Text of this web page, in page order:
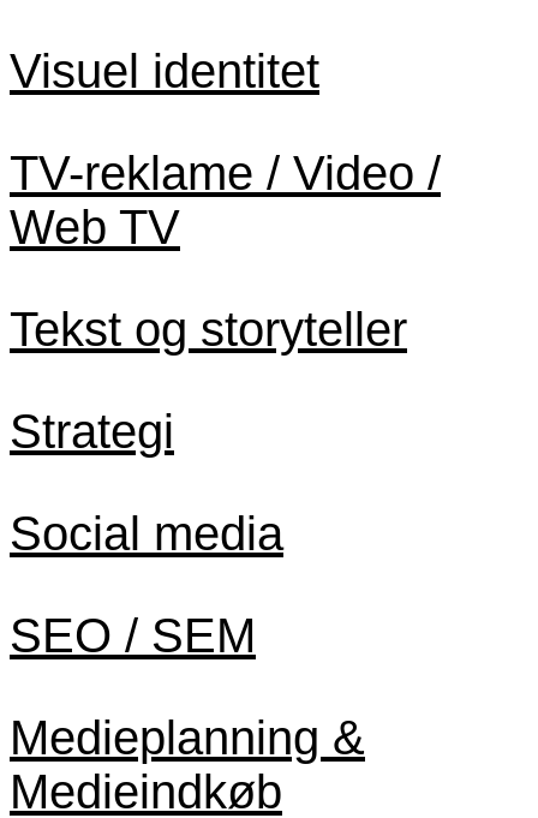
Visuel identitet
TV-reklame / Video /
Web TV
Tekst og storyteller
Strategi
Social media
SEO / SEM
Medieplanning &
Medieindkøb